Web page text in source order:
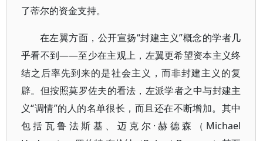
了蒂尔的资金支持。
在左翼方面，公开宣扬“封建主义”概念的学者几
乎看不到——至少在主观上，左翼更希望资本主义终
结之后率先到来的是社会主义，而非封建主义的复
辟。但按照莫罗佐夫的看法，左派学者之中与封建主
义“调情”的人的名单很长，而且还在不断增加。其中
包括瓦鲁法斯基、迈克尔·赫德森（Michael